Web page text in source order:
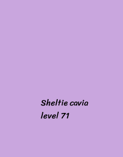
Sheltie cavia
level 71